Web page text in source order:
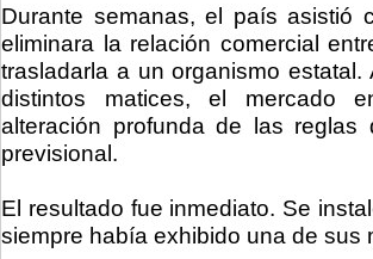
Durante semanas, el país asistió
eliminara la relación comercial
trasladarla a un organismo
distintos matices, el mercado
alteración profunda de las
previsional.
El resultado fue inmediato. Se
siempre había exhibido una de sus